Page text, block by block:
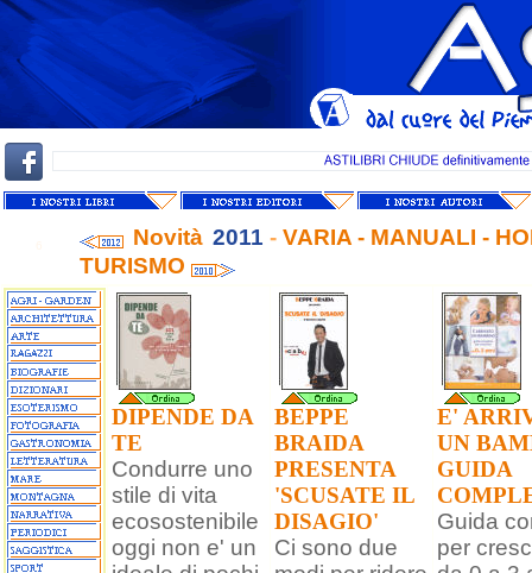
Novità 2011 - VARIA - MANUALI -
TURISMO
DIPENDE DA
TE
Condurre uno
stile di vita
ecosostenibile
oggi non e' un
BEPPE
BRAIDA
PRESENTA
'SCUSATE IL
DISAGIO'
Ci sono due
E'
UN
GUIDA
Guida
per